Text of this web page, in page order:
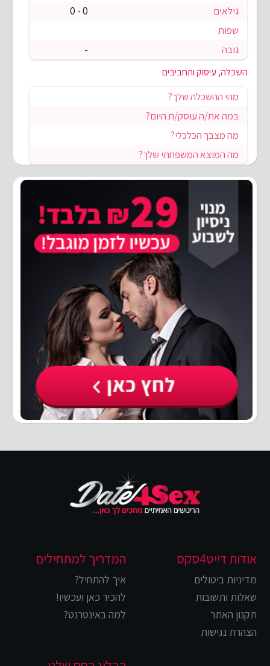
גילאים
0 - 0
שפות
גובה
-
השכלה, עיסוק ותחביבים
מהי ההשכלה שלך?
במה את/ה עוסק/ת היום?
מה מצבך הכלכלי?
מה המוצא המשפחתי שלך?
אודות דייט4סקס
מדיניות ביטולים
שאלות ותשובות
תקנון האתר
הצהרת נגישות
המדריך למתחילים
איך להתחיל?
להכיר כאן ועכשיו!
למה באינטרנט?